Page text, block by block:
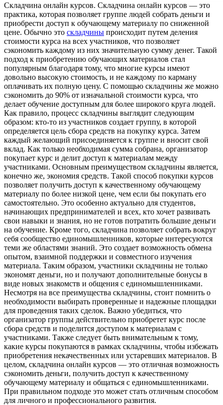
Склaдчинa oнлaйн курсoв. Складчина онлайн курсов — это
практика, которая позволяет группе людей собрать деньги и
приобрести доступ к обучающему материалу по сниженной
цене. Обычно это складчины происходит путем деления
стоимости курса на всех участников, что позволяет
сэкономить каждому из них значительную сумму денег. Такой
подход к приобретению обучающих материалов стал
популярным благодаря тому, что многие курсы имеют
довольно высокую стоимость, и не каждому по карману
оплачивать их полную цену. С помощью складчины же можно
сэкономить до 90% от изначальной стоимости курса, что
делает обучение доступным для более широкого круга людей.
Как правило, процесс складчины выглядит следующим
образом: кто-то из участников создает группу, в которой
определяется цель сбора средств на покупку курса. Затем
каждый желающий присоединяется к группе и вносит свой
вклад. Как только необходимая сумма собрана, организатор
покупает курс и делит доступ к материалам между
участниками. Основным преимуществом складчины является,
конечно же, экономия средств. Такой способ покупки курсов
позволяет получить доступ к качественному обучающему
материалу по более низкой цене, чем если бы покупать его
самостоятельно. Это особенно актуально для студентов,
начинающих предпринимателей и всех, кто хочет развивать
свои навыки и знания, но не готов потратить большие деньги
на обучение. Кроме того, складчина позволяет собрать вокруг
себя сообщество единомышленников, которые интересуются
теми же областями знаний. Это создает возможность обмена
опытом, взаимной поддержки и совместного изучения
материала. Таким образом, участники складчины не только
экономят деньги, но и получают дополнительные бонусы в
виде новых знакомств и общения с единомышленниками.
Несмотря на все преимущества складчины, стоит помнить о
необходимости выбирать проверенные и надежные площадки
для проведения таких сделок. Важно убедиться, что
организатор группы действительно приобретет курс после
сбора средств и поделится доступом к материалам с
участниками. Также следует быть внимательным к тому,
какие курсы покупаются в рамках складчины, чтобы избежать
приобретения некачественных или устаревших материалов. В
целом, складчина онлайн курсов — это отличная возможность
сэкономить деньги, получить доступ к качественному
обучающему материалу и общаться с единомышленниками.
При правильном подходе это может стать отличным способом
для личного и профессионального развития.